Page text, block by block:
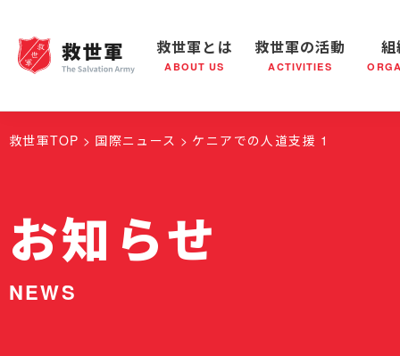
救世軍とは
ABOUT US
救世軍とは 世界が抱えている社会問題 救世軍
救世軍の活動
ACTIVITIES
救世軍の活動 社会鍋
組織概要
救世軍TOP 国際ニュース ケニアでの人道支援 1
お知らせ
NEWS